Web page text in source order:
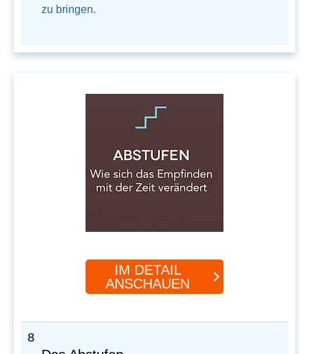
zu bringen.
IM DETAIL
ANSCHAUEN
8